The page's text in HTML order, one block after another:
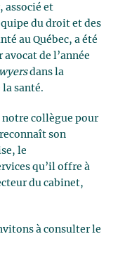
, associé et
du droit et des
au Québec, a été
de l’année
dans la
santé.
notre collègue pour
son
le
qu’il offre à
du cabinet,
à consulter le